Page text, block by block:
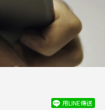
用LINE傳送